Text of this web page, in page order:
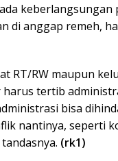
keberlangsungan
di anggap remeh,
RT/RW maupun
tertib
bisa
nantinya, seperti
(rk1)